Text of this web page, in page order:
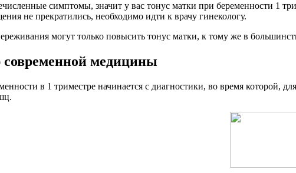
симптомы, значит у вас тонус матки при беременности 1
не прекратились, необходимо идти к врачу гинекологу.
могут только повысить тонус матки, к тому же в
медицины
в 1 триместре начинается с диагностики, во время которой,